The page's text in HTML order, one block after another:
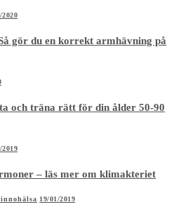
2020
gör du en korrekt armhävning på
och träna rätt för din ålder 50-90
2019
– läs mer om klimakteriet
19/01/2019